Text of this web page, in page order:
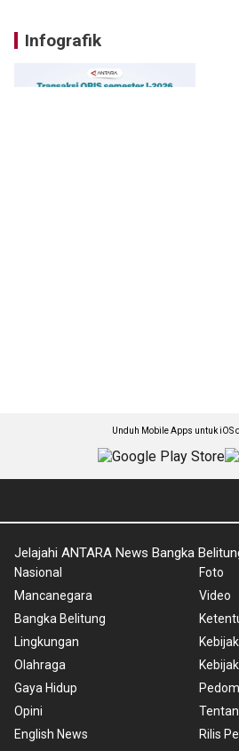
Infografik
Unduh Mobile Apps untuk iOS
Jelajahi ANTARA News Bangka
Nasional
Mancanegara
Bangka Belitung
Lingkungan
Olahraga
Gaya Hidup
Opini
English News
Foto
Video
Rilis